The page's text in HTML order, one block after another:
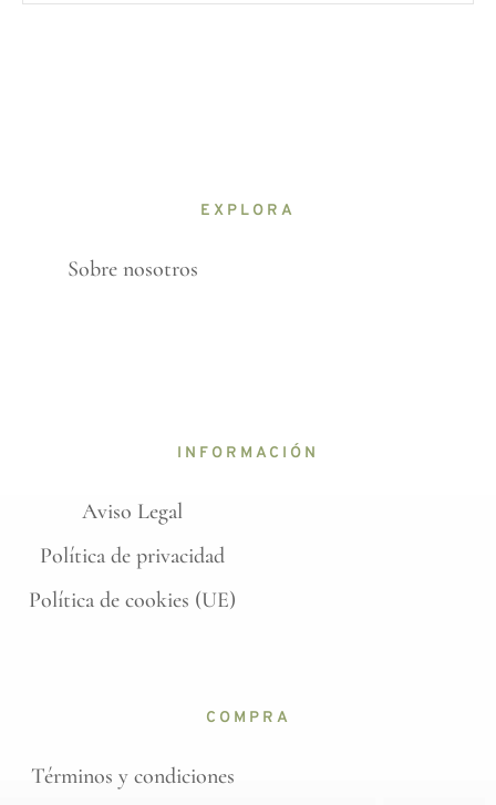
EXPLORA
Sobre nosotros
INFORMACIÓN
Aviso Legal
Política de privacidad
Política de cookies (UE)
COMPRA
Términos y condiciones